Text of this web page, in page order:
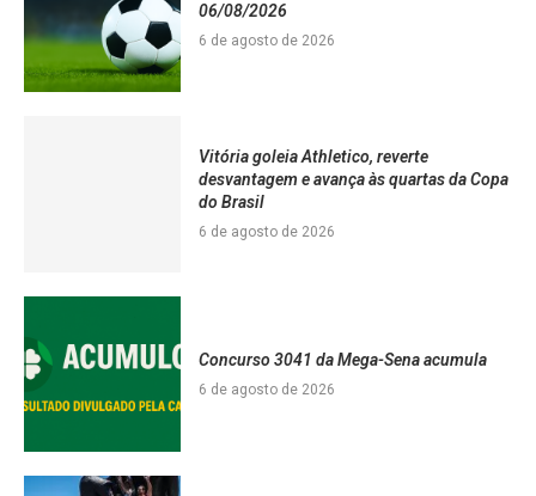
06/08/2026
6 de agosto de 2026
Vitória goleia Athletico, reverte
desvantagem e avança às quartas da Copa
do Brasil
6 de agosto de 2026
Concurso 3041 da Mega-Sena acumula
6 de agosto de 2026